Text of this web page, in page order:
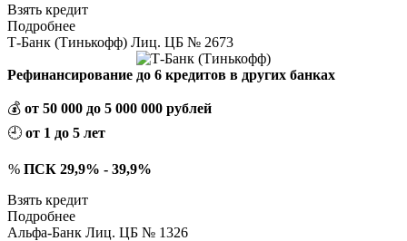
Взять кредит
Подробнее
Т-Банк (Тинькофф) Лиц. ЦБ № 2673
Рефинансирование до 6 кредитов в других банках
💰 от 50 000 до 5 000 000 рублей
🕘 от 1 до 5 лет
% ПСК 29,9% - 39,9%
Взять кредит
Подробнее
Альфа-Банк Лиц. ЦБ № 1326